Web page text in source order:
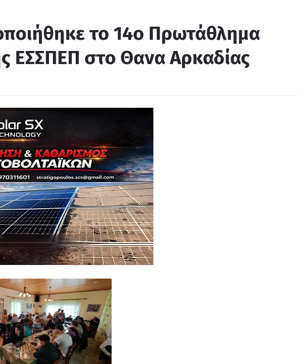
το 14ο Πρωτάθλημα
ΕΣΣΠΕΠ στο Θανα Αρκαδίας